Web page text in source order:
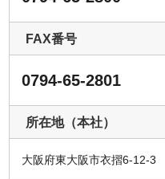
FAX番号
0794-65-2801
所在地（本社）
大阪府東大阪市衣摺6-12-3